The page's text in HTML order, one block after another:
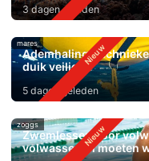
3 dagen geleden
mares
duik veiliger
5 dagen geleden
zoggs
Zwemlessen voor
volwassenen moeten